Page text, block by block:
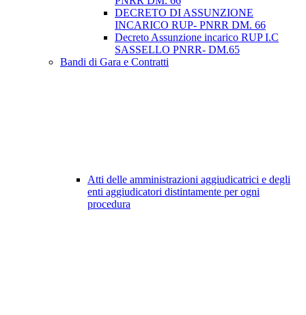
DECRETO DI ASSUNZIONE
INCARICO RUP- PNRR DM. 66
Decreto Assunzione incarico RUP I.C
SASSELLO PNRR- DM.65
Bandi di Gara e Contratti
Atti delle amministrazioni aggiudicatrici e degli
enti aggiudicatori distintamente per ogni
procedura